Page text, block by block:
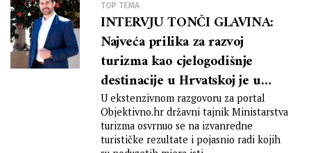
TOP TEMA
INTERVJU TONČI GLAVINA:
Najveća prilika za razvoj
turizma kao cjelogodišnje
destinacije u Hrvatskoj je u
njenom kontinentalnom dijelu,
pritom ne mislim samo na
Slavoniju, Liku ili Gorski kotar,
U ekstenzivnom razgovoru za portal
Objektivno.hr državni tajnik Ministarstva
turizma osvrnuo se na izvanredne
turističke rezultate i pojasnio radi kojih